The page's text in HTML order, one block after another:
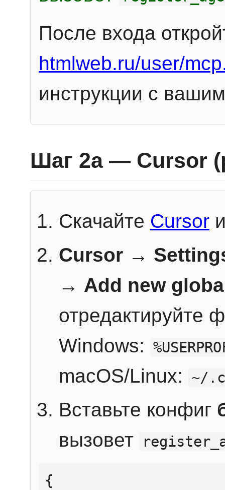
После входа
htmlweb.ru/user/
инструкции с
Шаг 2a — Cursor
Скачайте Cursor
Cursor →
→ Add new
отредактируйте
Windows:
macOS/Linux: ~/
Вставьте конфиг
вызовет
{